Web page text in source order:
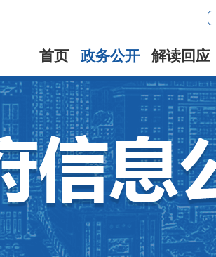
首页 政务公开 解读回应